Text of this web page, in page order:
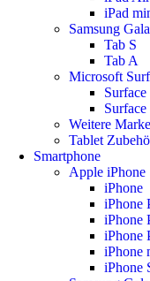
iPad
Samsung
Tab S
Tab A
Microsoft
Surface
Weitere
Tablet
Smartphone
Apple iPhone
iPhone
iPhone
iPhone
iPhone
iPhone
iPhone